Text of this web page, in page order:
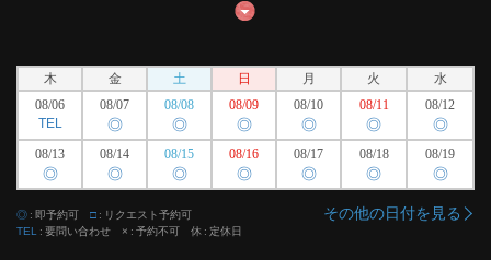
木 金 土 日 月 火
水
08/06
TEL
08/07
◎
08/08
◎
08/09
◎
08/10
◎
08/11
◎
08/12
◎
08/13
◎
08/14
◎
08/15
◎
08/16
◎
08/17
◎
08/18
◎
08/19
◎
◎ 即予約可 □
リクエスト予約可
TEL
要問い合わせ × 予約不可 休 定休日
その他の日付を見る